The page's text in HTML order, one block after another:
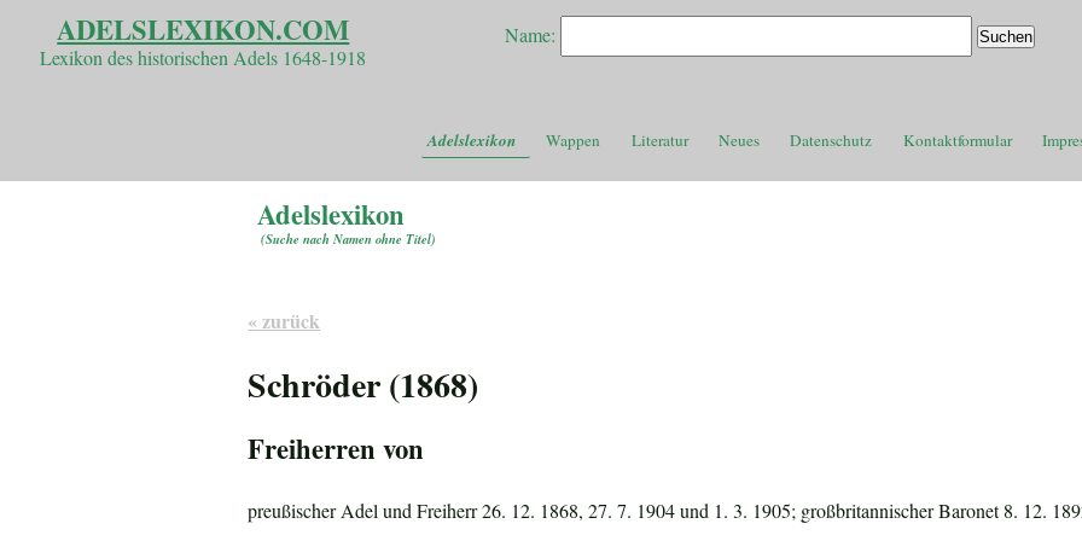
ADELSLEXIKON.COM
Lexikon des historischen Adels 1648-1918
Name:
Adelslexikon Wappen Literatur Neues Datenschutz Kontaktformular
Adelslexikon
(Suche nach Namen ohne Titel)
« zurück
Schröder (1868)
Freiherren von
preußischer Adel und Freiherr 26. 12. 1868, 27. 7. 1904 und 1. 3. 1905; großbritannischer Baronet 8. 12.